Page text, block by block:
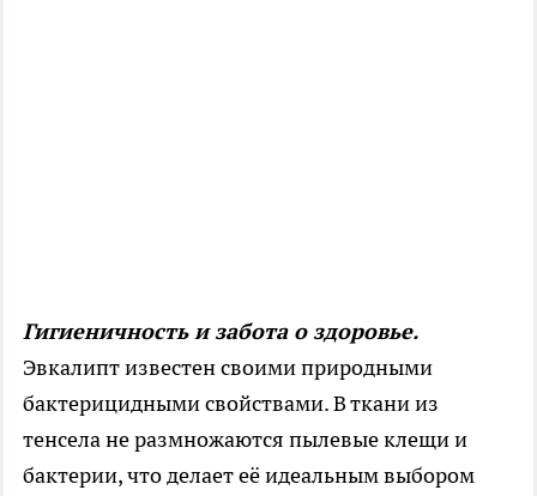
Гигиеничность и забота о здоровье.
Эвкалипт известен своими природными
бактерицидными свойствами. В ткани из
тенсела не размножаются пылевые клещи и
бактерии, что делает её идеальным выбором